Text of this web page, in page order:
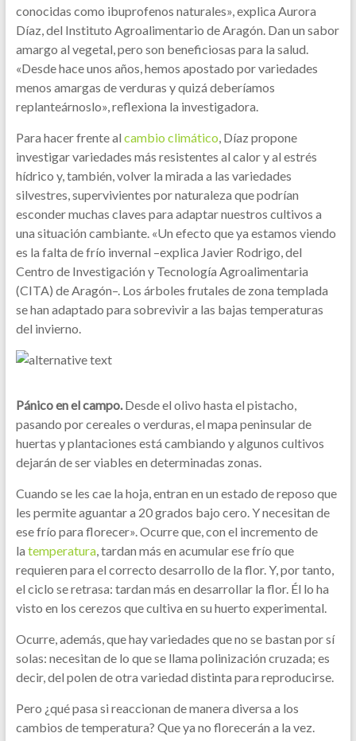
conocidas como ibuprofenos naturales», explica Aurora
Díaz, del Instituto Agroalimentario de Aragón. Dan un sabor
amargo al vegetal, pero son beneficiosas para la salud.
«Desde hace unos años, hemos apostado por variedades
menos amargas de verduras y quizá deberíamos
replanteárnoslo», reflexiona la investigadora.
Para hacer frente al cambio climático , Díaz propone
investigar variedades más resistentes al calor y al estrés
hídrico y, también, volver la mirada a las variedades
silvestres, supervivientes por naturaleza que podrían
esconder muchas claves para adaptar nuestros cultivos a
una situación cambiante. «Un efecto que ya estamos viendo
es la falta de frío invernal –explica Javier Rodrigo, del
Centro de Investigación y Tecnología Agroalimentaria
(CITA) de Aragón–. Los árboles frutales de zona templada
se han adaptado para sobrevivir a las bajas temperaturas
del invierno.
Pánico en el campo. Desde el olivo hasta el pistacho,
pasando por cereales o verduras, el mapa peninsular de
huertas y plantaciones está cambiando y algunos cultivos
dejarán de ser viables en determinadas zonas.
Cuando se les cae la hoja, entran en un estado de reposo que
les permite aguantar a 20 grados bajo cero. Y necesitan de
ese frío para florecer». Ocurre que, con el incremento de
la temperatura, tardan más en acumular ese frío que
requieren para el correcto desarrollo de la flor. Y, por tanto,
el ciclo se retrasa: tardan más en desarrollar la flor. Él lo ha
visto en los cerezos que cultiva en su huerto experimental.
Ocurre, además, que hay variedades que no se bastan por sí
solas: necesitan de lo que se llama polinización cruzada; es
decir, del polen de otra variedad distinta para reproducirse.
Pero ¿qué pasa si reaccionan de manera diversa a los
cambios de temperatura? Que ya no florecerán a la vez.